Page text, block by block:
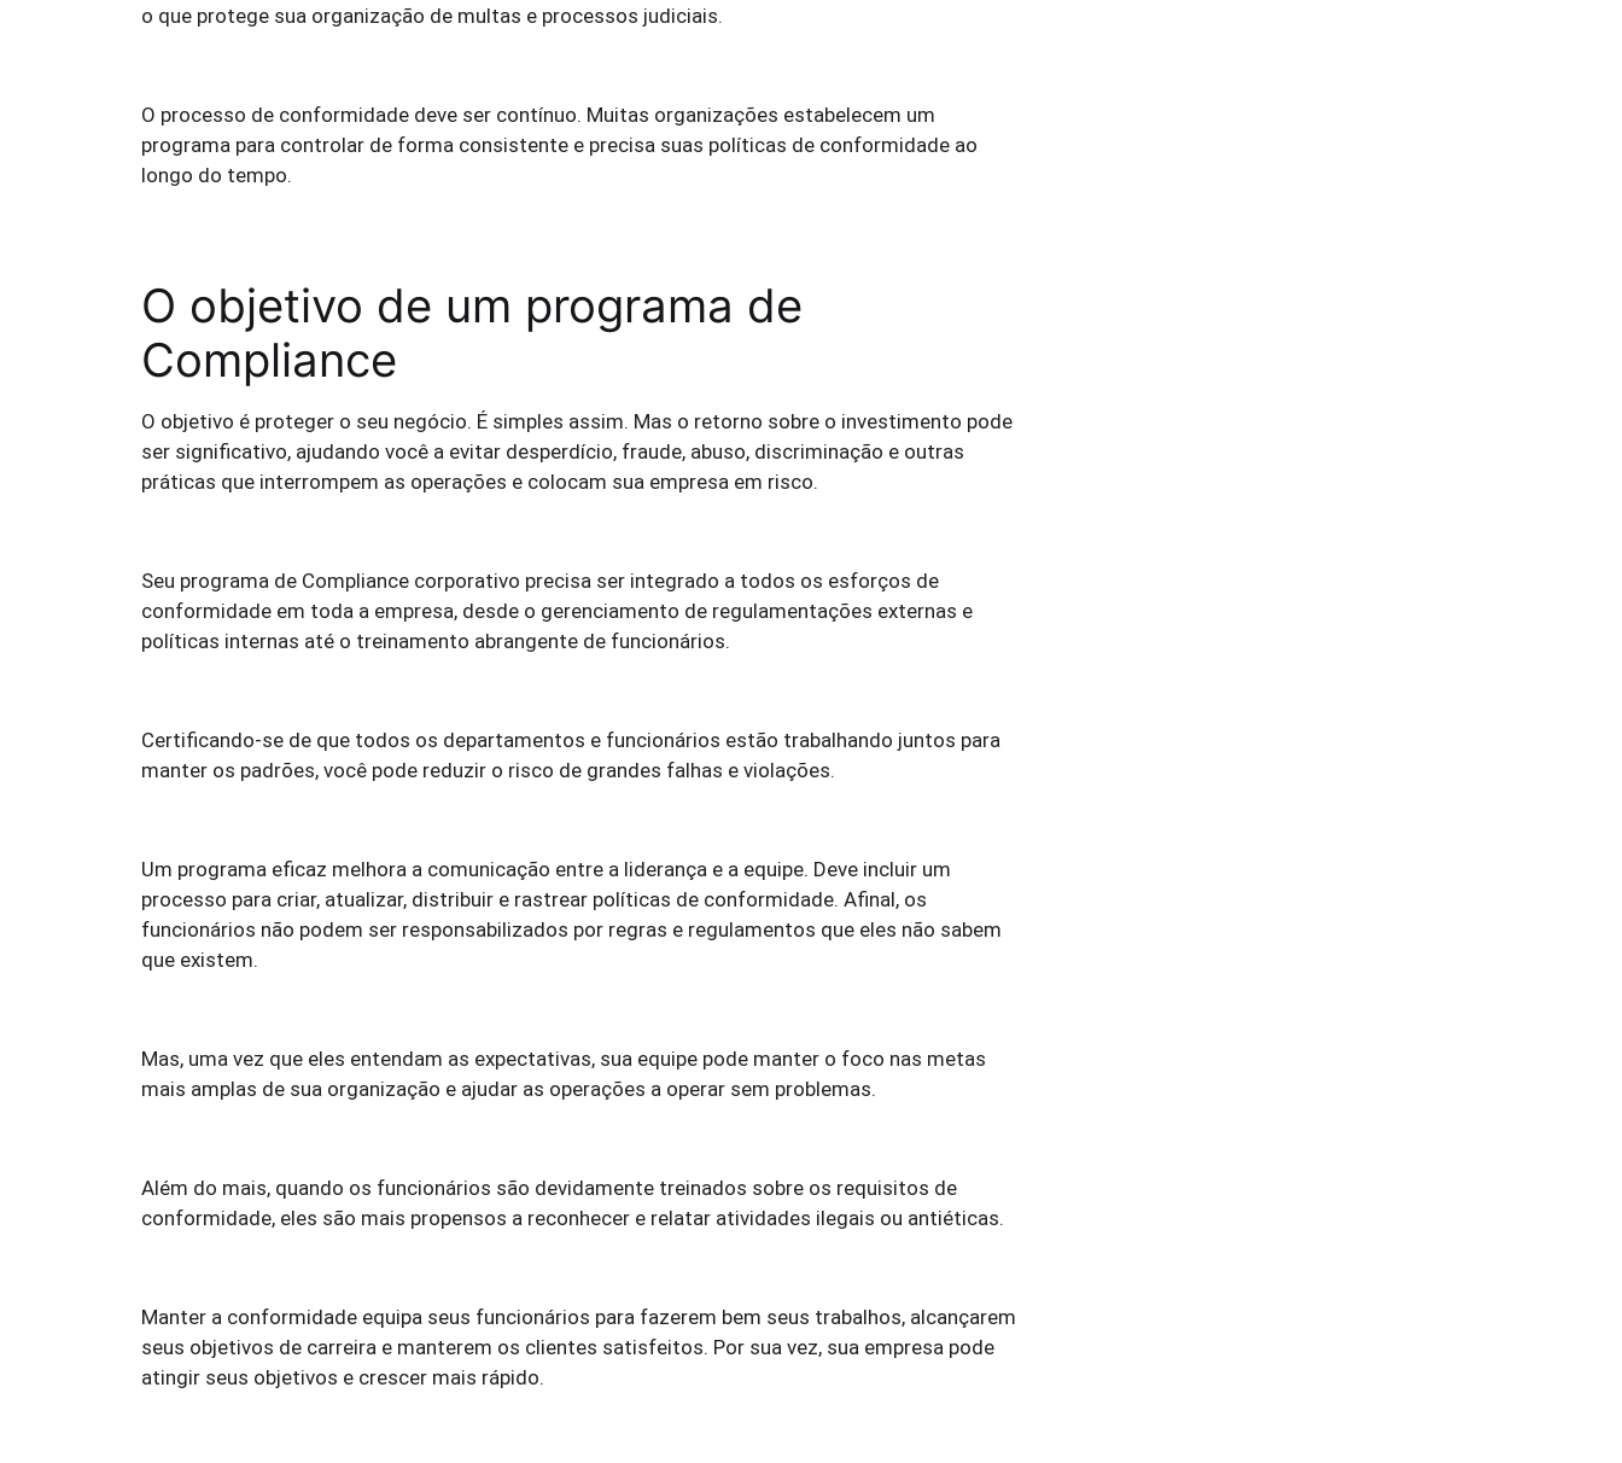
o que protege sua organização de multas e processos judiciais.
O processo de conformidade deve ser contínuo. Muitas organizações estabelecem um
programa para controlar de forma consistente e precisa suas políticas de conformidade ao
longo do tempo.
O objetivo de um programa de
Compliance
O objetivo é proteger o seu negócio. É simples assim. Mas o retorno sobre o investimento pode
ser significativo, ajudando você a evitar desperdício, fraude, abuso, discriminação e outras
práticas que interrompem as operações e colocam sua empresa em risco.
Seu programa de Compliance corporativo precisa ser integrado a todos os esforços de
conformidade em toda a empresa, desde o gerenciamento de regulamentações externas e
políticas internas até o treinamento abrangente de funcionários.
Certificando-se de que todos os departamentos e funcionários estão trabalhando juntos para
manter os padrões, você pode reduzir o risco de grandes falhas e violações.
Um programa eficaz melhora a comunicação entre a liderança e a equipe. Deve incluir um
processo para criar, atualizar, distribuir e rastrear políticas de conformidade. Afinal, os
funcionários não podem ser responsabilizados por regras e regulamentos que eles não sabem
que existem.
Mas, uma vez que eles entendam as expectativas, sua equipe pode manter o foco nas metas
mais amplas de sua organização e ajudar as operações a operar sem problemas.
Além do mais, quando os funcionários são devidamente treinados sobre os requisitos de
conformidade, eles são mais propensos a reconhecer e relatar atividades ilegais ou antiéticas.
Manter a conformidade equipa seus funcionários para fazerem bem seus trabalhos, alcançarem
seus objetivos de carreira e manterem os clientes satisfeitos. Por sua vez, sua empresa pode
atingir seus objetivos e crescer mais rápido.